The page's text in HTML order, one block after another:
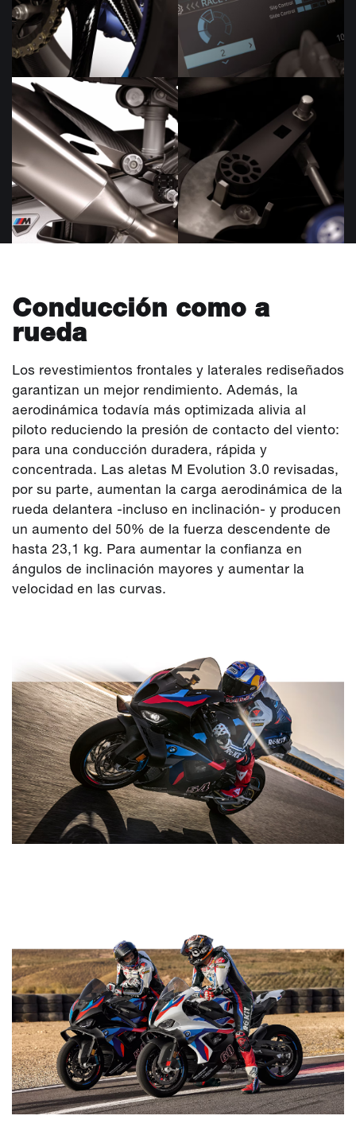
Conducción como a
rueda
Los revestimientos frontales y laterales rediseñados
garantizan un mejor rendimiento. Además, la
aerodinámica todavía más optimizada alivia al
piloto reduciendo la presión de contacto del viento:
para una conducción duradera, rápida y
concentrada. Las aletas M Evolution 3.0 revisadas,
por su parte, aumentan la carga aerodinámica de la
rueda delantera -incluso en inclinación- y producen
un aumento del 50% de la fuerza descendente de
hasta 23,1 kg. Para aumentar la confianza en
ángulos de inclinación mayores y aumentar la
velocidad en las curvas.